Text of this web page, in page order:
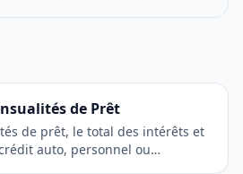
de Prêt
de prêt, le total des intérêts et
auto, personnel ou